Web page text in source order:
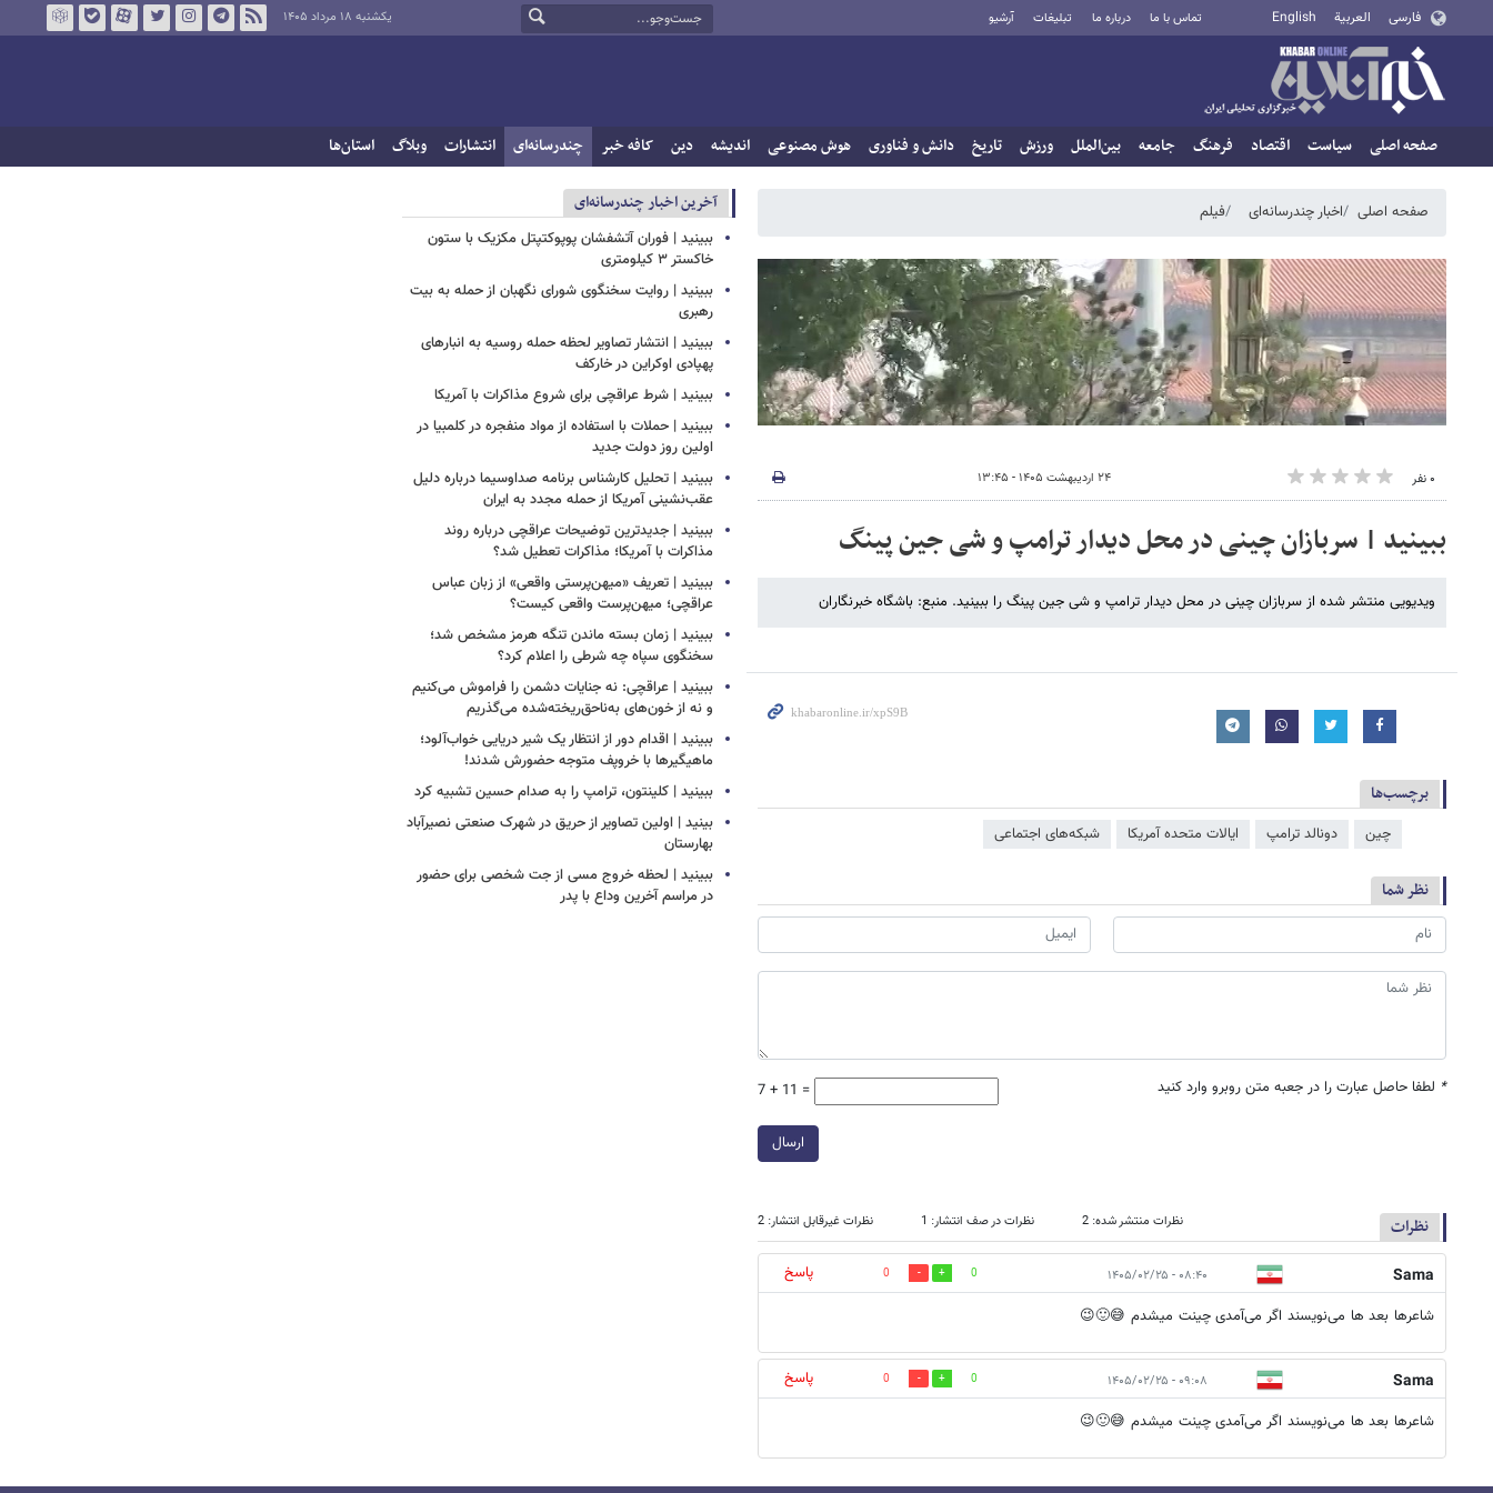
فارسی العربية English تماس با ما درباره ما تبلیغات آرشیو یکشنبه ۱۸ مرداد ۱۴۰۵
صفحه اصلی سیاست اقتصاد فرهنگ جامعه بین‌الملل ورزش تاریخ دانش و فناوری هوش مصنوعی اندیشه دین کافه خبر چندرسانه‌ای انتشارات وبلاگ استان‌ها
صفحه اصلی اخبار چندرسانه‌ای فیلم
۰ نفر ۲۴ اردیبهشت ۱۴۰۵ - ۱۳:۴۵
ببینید | سربازان چینی در محل دیدار ترامپ و شی جین پینگ
ویدیویی منتشر شده از سربازان چینی در محل دیدار ترامپ و شی جین پینگ را ببینید. منبع: باشگاه خبرنگاران
برچسب‌ها
چین دونالد ترامپ ایالات متحده آمریکا شبکه‌‌های اجتماعی
نظر شما
* لطفا حاصل عبارت را در جعبه متن روبرو وارد کنید 7 + 11 =
ارسال
نظرات نظرات منتشر شده: 2 نظرات در صف انتشار: 1 نظرات غیرقابل انتشار: 2
Sama ۰۸:۴۰ - ۱۴۰۵/۰۲/۲۵ 0
0
پاسخ
شاعرها بعد ها می‌نویسند اگر می‌آمدی چینت میشدم 😅🙂😉
Sama ۰۹:۰۸ - ۱۴۰۵/۰۲/۲۵ 0
0
پاسخ
شاعرها بعد ها می‌نویسند اگر می‌آمدی چینت میشدم 😅🙂😉
آخرین اخبار چندرسانه‌ای
ببینید | فوران آتشفشان پوپوکتپتل مکزیک با ستون
خاکستر ۳ کیلومتری
ببینید | روایت سخنگوی شورای نگهبان از حمله به بیت
رهبری
ببینید | انتشار تصاویر لحظه حمله روسیه به انبارهای
پهپادی اوکراین در خارکف
ببینید | شرط عراقچی برای شروع مذاکرات با آمریکا
ببینید | حملات با استفاده از مواد منفجره در کلمبیا در
اولین روز دولت جدید
ببینید | تحلیل کارشناس برنامه صداوسیما درباره دلیل
عقب‌نشینی آمریکا از حمله مجدد به ایران
ببینید | جدیدترین توضیحات عراقچی درباره روند
مذاکرات با آمریکا؛ مذاکرات تعطیل شد؟
ببینید | تعریف «میهن‌پرستی واقعی» از زبان عباس
عراقچی؛ میهن‌پرست واقعی کیست؟
ببینید | زمان بسته ماندن تنگه هرمز مشخص شد؛
سخنگوی سپاه چه شرطی را اعلام کرد؟
ببینید | عراقچی: نه جنایات دشمن را فراموش می‌کنیم
و نه از خون‌های به‌ناحق‌ریخته‌شده می‌گذریم
ببینید | اقدام دور از انتظار یک شیر دریایی خواب‌آلود؛
ماهیگیرها با خروپف متوجه حضورش شدند!
ببینید | کلینتون، ترامپ را به صدام حسین تشبیه کرد
بینید | اولین تصاویر از حریق در شهرک صنعتی نصیرآباد
بهارستان
ببینید | لحظه خروج مسی از جت شخصی برای حضور
در مراسم آخرین وداع با پدر